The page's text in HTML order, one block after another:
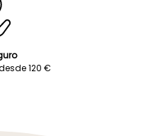
120 €